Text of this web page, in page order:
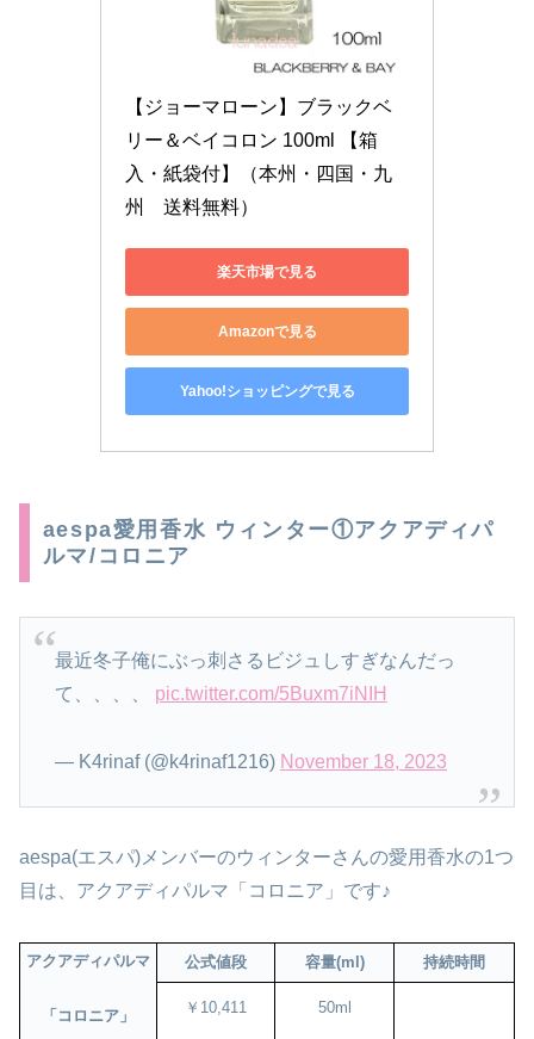
【ジョーマローン】ブラックベ
リー＆ベイコロン 100ml 【箱
入・紙袋付】（本州・四国・九
州　送料無料）
楽天市場で見る
Amazonで見る
Yahoo!ショッピングで見る
aespa愛用香水 ウィンター①アクアディパ
ルマ/コロニア
最近冬子俺にぶっ刺さるビジュしすぎなんだっ
て、、、、 pic.twitter.com/5Buxm7iNIH
— K4rinaf (@k4rinaf1216) November 18, 2023
aespa(エスパ)メンバーのウィンターさんの愛用香水の1つ
目は、アクアディパルマ「コロニア」です♪
アクアディパルマ
「コロニア」
公式値段 容量(ml) 持続時間
￥10,411 50ml